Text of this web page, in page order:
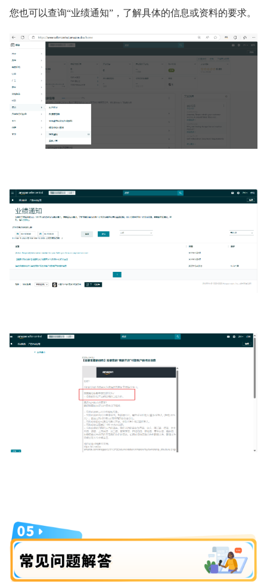
您也可以查询“业绩通知”，了解具体的信息或资料的要求。